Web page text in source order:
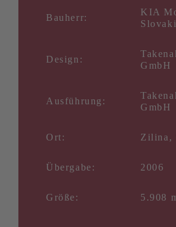
Bauherr:
KIA
Design:
GmbH
Ausführung:
GmbH
Ort: Zilina,
Übergabe: 2006
Größe: 5.908